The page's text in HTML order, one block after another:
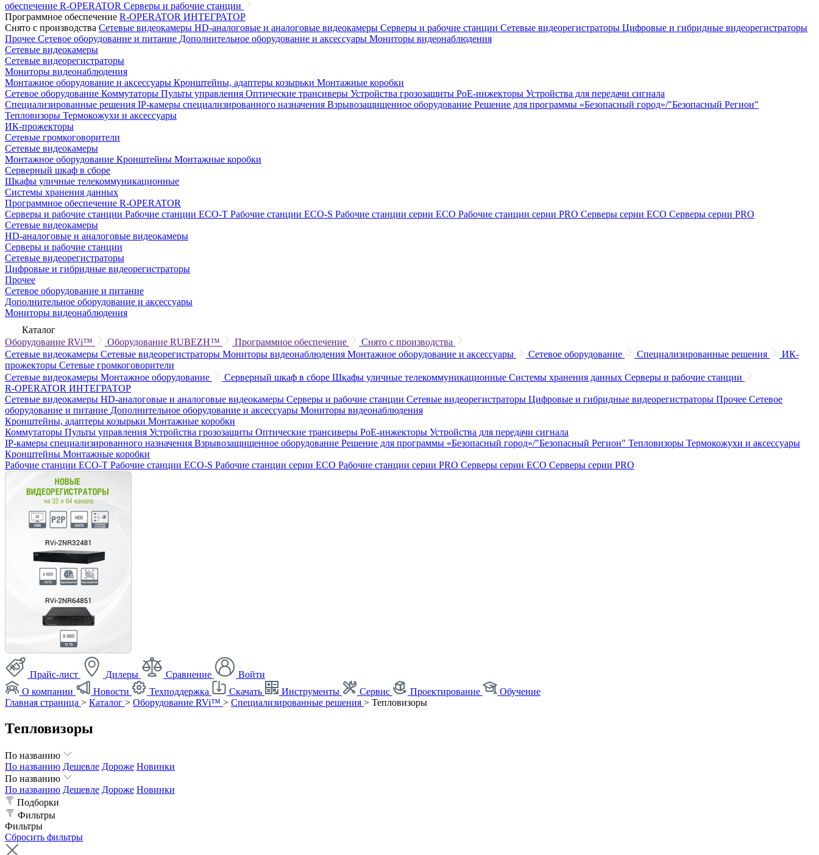
обеспечение R-OPERATOR Серверы и рабочие станции
Программное обеспечение R-OPERATOR ИНТЕГРАТОР
Снято с производства Сетевые видеокамеры HD-аналоговые и аналоговые видеокамеры Серверы и рабочие станции Сетевые видеорегистраторы Цифровые и гибридные видеорегистраторы
Прочее Сетевое оборудование и питание Дополнительное оборудование и аксессуары Мониторы видеонаблюдения
Сетевые видеокамеры
Сетевые видеорегистраторы
Мониторы видеонаблюдения
Монтажное оборудование и аксессуары Кронштейны, адаптеры козырьки Монтажные коробки
Сетевое оборудование Коммутаторы Пульты управления Оптические трансиверы Устройства грозозащиты PoE-инжекторы Устройства для передачи сигнала
Специализированные решения IP-камеры специализированного назначения Взрывозащищенное оборудование Решение для программы «Безопасный город»/"Безопасный Регион"
Тепловизоры Термокожухи и аксессуары
ИК-прожекторы
Сетевые громкоговорители
Сетевые видеокамеры
Монтажное оборудование Кронштейны Монтажные коробки
Серверный шкаф в сборе
Шкафы уличные телекоммуникационные
Системы хранения данных
Программное обеспечение R-OPERATOR
Серверы и рабочие станции Рабочие станции ECO-T Рабочие станции ECO-S Рабочие станции серии ECO Рабочие станции серии PRO Серверы серии ECO Серверы серии PRO
Сетевые видеокамеры
HD-аналоговые и аналоговые видеокамеры
Серверы и рабочие станции
Сетевые видеорегистраторы
Цифровые и гибридные видеорегистраторы
Прочее
Сетевое оборудование и питание
Дополнительное оборудование и аксессуары
Мониторы видеонаблюдения
Каталог
Оборудование RVi™
Оборудование RUBEZH™ Программное обеспечение
Снято с производства
Сетевые видеокамеры Сетевые видеорегистраторы Мониторы видеонаблюдения Монтажное оборудование и аксессуары Сетевое оборудование Специализированные решения
ИК-
прожекторы Сетевые громкоговорители
Сетевые видеокамеры Монтажное оборудование Серверный шкаф в сборе Шкафы уличные телекоммуникационные Системы хранения данных Серверы и рабочие станции
R-OPERATOR ИНТЕГРАТОР
Сетевые видеокамеры HD-аналоговые и аналоговые видеокамеры Серверы и рабочие станции Сетевые видеорегистраторы Цифровые и гибридные видеорегистраторы Прочее Сетевое
оборудование и питание Дополнительное оборудование и аксессуары Мониторы видеонаблюдения
Кронштейны, адаптеры козырьки Монтажные коробки
Коммутаторы Пульты управления Устройства грозозащиты Оптические трансиверы PoE-инжекторы Устройства для передачи сигнала
IP-камеры специализированного назначения Взрывозащищенное оборудование Решение для программы «Безопасный город»/"Безопасный Регион" Тепловизоры Термокожухи и аксессуары
Кронштейны Монтажные коробки
Рабочие станции ECO-T Рабочие станции ECO-S Рабочие станции серии ECO Рабочие станции серии PRO Серверы серии ECO Серверы серии PRO
Прайс-лист Дилеры Сравнение
Войти
О компании
Новости Техподдержка Скачать Инструменты Сервис Проектирование
Обучение
Главная страница > Каталог > Оборудование RVi™ > Специализированные решения > Тепловизоры
Тепловизоры
По названию
По названию Дешевле Дороже Новинки
По названию
По названию Дешевле Дороже Новинки
Подборки
Фильтры
Фильтры
Сбросить фильтры